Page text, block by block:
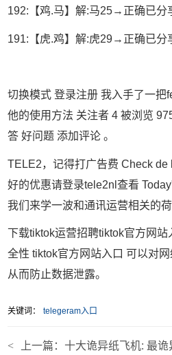
192:【鸡.马】解:马25→正确已分
191:【虎.鸡】解:虎29→正确已分
切换模式 登录注册 我入手了一把
他的使用方法 关注者 4 被浏览
答 好问题 添加评论 。
TELE2，记得打广告费 Check
好的优惠请登录tele2nl查看
我们来学一波和通讯运营相关的荷
下载tiktok运营招聘tiktok官方网
全性 tiktok官方网站入口 可以对网
从而防止数据泄露。
关键词： telegeram入口
< 上一篇： 十大诡异纸飞机: 最